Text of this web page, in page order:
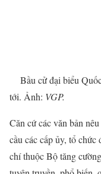
Bầu cử đại biểu
tới. Ảnh: VGP.
Căn cứ các văn bản
cầu các cấp ủy, tổ
chí thuộc Bộ tăng